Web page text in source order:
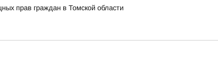
прав граждан в Томской области